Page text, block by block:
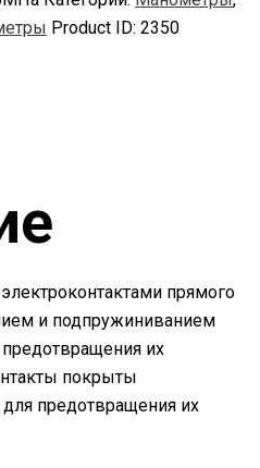
Product ID: 2350
прямого
и подпружиниванием
их
покрыты
предотвращения их